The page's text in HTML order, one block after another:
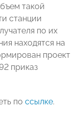
такой
станции
по их
находятся на
проект
приказ
по ссылке.